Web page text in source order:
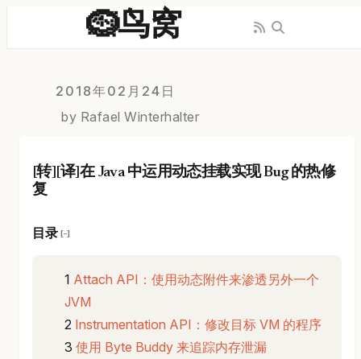
🪹鸟窝
2018年02月24日
by Rafael Winterhalter
[转][译]在 Java 中运用动态挂载实现 Bug 的热修
复
目录 [−]
Attach API：使用动态附件来渗透另外一个
JVM
Instrumentation API：修改目标 VM 的程序
使用 Byte Buddy 来追踪内存泄漏